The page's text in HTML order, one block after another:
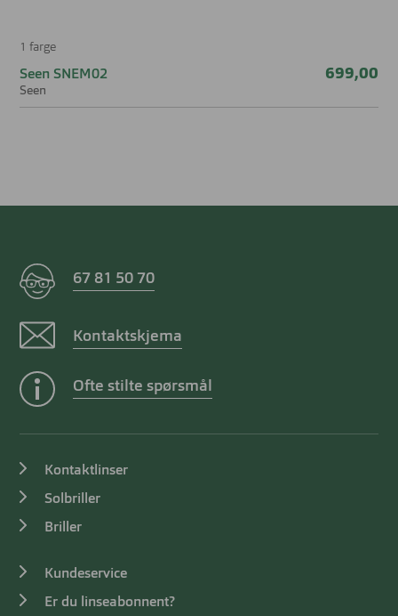
1 farge
Seen SNEM02
Seen
699,00
67 81 50 70
Kontaktskjema
Ofte stilte spørsmål
Kontaktlinser
Solbriller
Briller
Kundeservice
Er du linseabonnent?